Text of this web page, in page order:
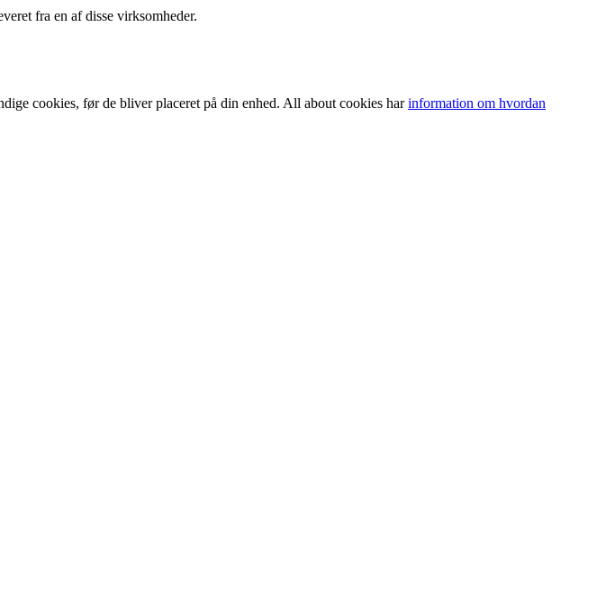
fra en af disse virksomheder.
cookies, før de bliver placeret på din enhed. All about cookies harinformation om hvordan